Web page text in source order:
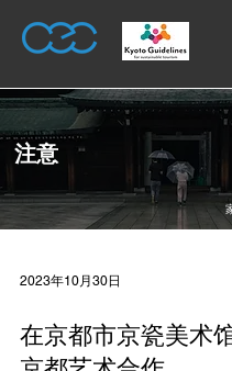
注意
2023年10月30日
在京都市京瓷美术